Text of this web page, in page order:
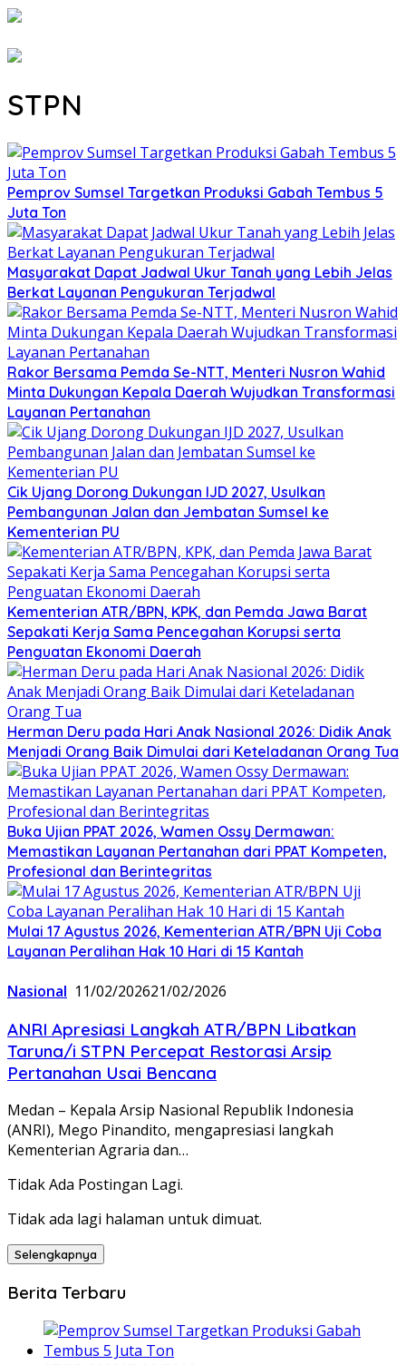
STPN
Pemprov Sumsel Targetkan Produksi Gabah Tembus 5
Juta Ton
Masyarakat Dapat Jadwal Ukur Tanah yang Lebih Jelas
Berkat Layanan Pengukuran Terjadwal
Rakor Bersama Pemda Se-NTT, Menteri Nusron Wahid
Minta Dukungan Kepala Daerah Wujudkan Transformasi
Layanan Pertanahan
Cik Ujang Dorong Dukungan IJD 2027, Usulkan
Pembangunan Jalan dan Jembatan Sumsel ke
Kementerian PU
Kementerian ATR/BPN, KPK, dan Pemda Jawa Barat
Sepakati Kerja Sama Pencegahan Korupsi serta
Penguatan Ekonomi Daerah
Herman Deru pada Hari Anak Nasional 2026: Didik Anak
Menjadi Orang Baik Dimulai dari Keteladanan Orang Tua
Buka Ujian PPAT 2026, Wamen Ossy Dermawan:
Memastikan Layanan Pertanahan dari PPAT Kompeten,
Profesional dan Berintegritas
Mulai 17 Agustus 2026, Kementerian ATR/BPN Uji Coba
Layanan Peralihan Hak 10 Hari di 15 Kantah
Nasional 11/02/202621/02/2026
ANRI Apresiasi Langkah ATR/BPN Libatkan
Taruna/i STPN Percepat Restorasi Arsip
Pertanahan Usai Bencana
Medan – Kepala Arsip Nasional Republik Indonesia
(ANRI), Mego Pinandito, mengapresiasi langkah
Kementerian Agraria dan…
Tidak Ada Postingan Lagi.
Tidak ada lagi halaman untuk dimuat.
Selengkapnya
Berita Terbaru